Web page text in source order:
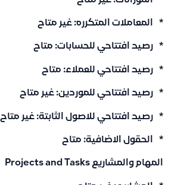
* المعاملات المتكرره: غير متاح
* رصيد افتتاحي للحسابات: متاح
* رصيد افتتاحي للعملاء: متاح
* رصيد افتتاحي للموردين: غير متاح
* رصيد افتتاحي للاصول الثابتة: غير متاح
* الحقول الاضافية: متاح
المهام والمشاريع Projects and Tasks